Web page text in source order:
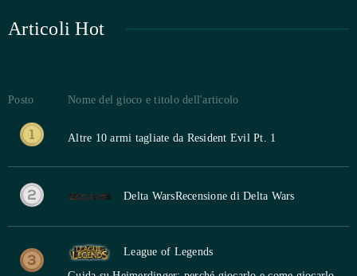
Articoli Hot
Posto Nome del gioco e titolo dell'articolo
Altre 10 armi tagliate da Resident Evil Pt. 1
Delta WarsRecensione di Delta Wars
League of Legends